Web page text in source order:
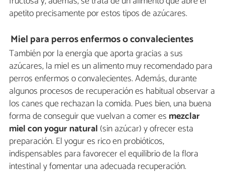
apetito precisamente por estos tipos de azúcares.
Miel para perros enfermos o convalecientes
También por la energía que aporta gracias a sus
azúcares, la miel es un alimento muy recomendado para
perros enfermos o convalecientes. Además, durante
algunos procesos de recuperación es habitual observar a
los canes que rechazan la comida. Pues bien, una buena
forma de conseguir que vuelvan a comer es mezclar
miel con yogur natural (sin azúcar) y ofrecer esta
preparación. El yogur es rico en probióticos,
indispensables para favorecer el equilibrio de la flora
intestinal y fomentar una adecuada recuperación.